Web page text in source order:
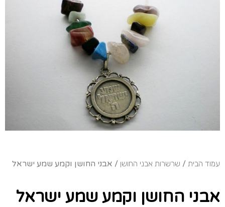
עמוד הבית / שרשרות אבני החושן / אבני החושן וקמע שמע ישראל
אבני החושן וקמע שמע ישראל